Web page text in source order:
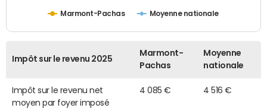
Marmont-Pachas Moyenne nationale
Impôt sur le revenu 2025
Marmont-
Pachas
Moyenne
nationale
Impôt sur le revenu net
moyen par foyer imposé
4 085 € 4 516 €